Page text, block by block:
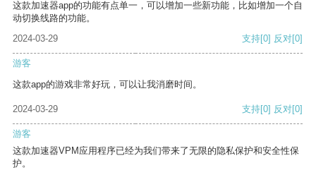
这款加速器app的功能有点单一，可以增加一些新功能，比如增加一个自
动切换线路的功能。
2024-03-29
支持[0] 反对[0]
游客
这款app的游戏非常好玩，可以让我消磨时间。
2024-03-29 支持[0] 反对[0]
游客
这款加速器VPM应用程序已经为我们带来了无限的隐私保护和安全性保
护。